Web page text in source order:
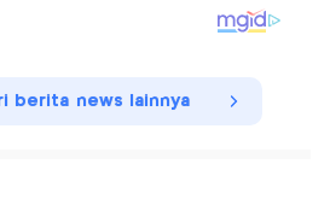
berita news lainnya